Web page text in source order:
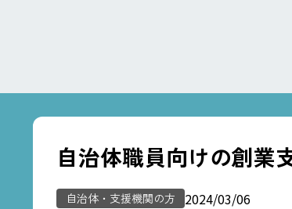
自治体職員向けの創業
自治体・支援機関の方 2024/03/06